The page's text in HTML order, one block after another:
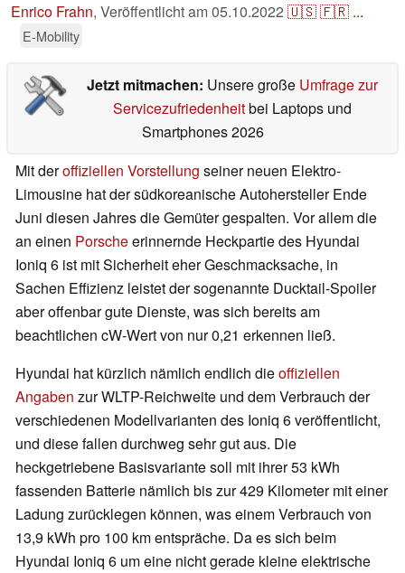
Enrico Frahn, Veröffentlicht am05.10.2022 🇺🇸🇫🇷 ...
E-Mobility
Jetzt mitmachen: Unsere große Umfrage zur
Servicezufriedenheitbei Laptops und
Smartphones 2026
Mit deroffiziellen Vorstellung seiner neuen Elektro-
Limousine hat der südkoreanische Autohersteller Ende
Juni diesen Jahres die Gemüter gespalten. Vor allem die
an einen Porscheerinnernde Heckpartie des Hyundai
Ioniq 6 ist mit Sicherheit eher Geschmacksache, in
Sachen Effizienz leistet der sogenannte Ducktail-Spoiler
aber offenbar gute Dienste, was sich bereits am
beachtlichen cW-Wert von nur 0,21 erkennen ließ.
Hyundai hat kürzlich nämlich endlich dieoffiziellen
Angaben zur WLTP-Reichweite und dem Verbrauch der
verschiedenen Modellvarianten des Ioniq 6 veröffentlicht,
und diese fallen durchweg sehr gut aus. Die
heckgetriebene Basisvariante soll mit ihrer 53 kWh
fassenden Batterie nämlich bis zur 429 Kilometer mit einer
Ladung zurücklegen können, was einem Verbrauch von
13,9 kWh pro 100 km entspräche. Da es sich beim
Hyundai Ioniq 6 um eine nicht gerade kleine elektrische